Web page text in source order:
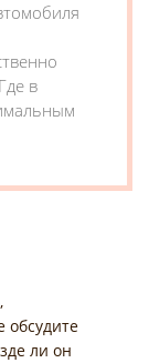
в
обсудите
ли он